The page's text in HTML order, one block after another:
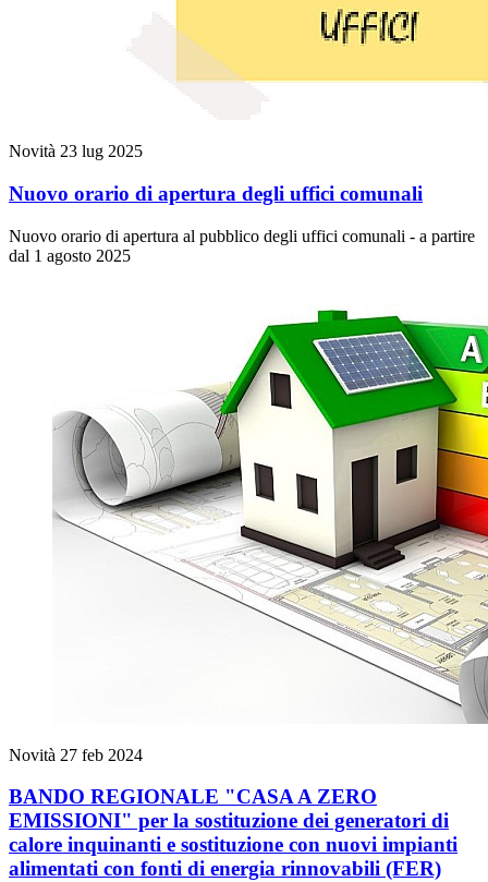
Novità 23 lug 2025
Nuovo orario di apertura degli uffici comunali
Nuovo orario di apertura al pubblico degli uffici comunali - a partire
dal 1 agosto 2025
Novità 27 feb 2024
BANDO REGIONALE "CASA A ZERO
EMISSIONI" per la sostituzione dei generatori di
calore inquinanti e sostituzione con nuovi impianti
alimentati con fonti di energia rinnovabili (FER)